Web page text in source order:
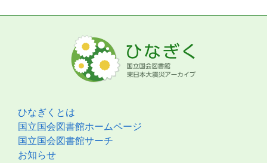
ひなぎくとは
国立国会図書館ホームページ
国立国会図書館サーチ
お知らせ